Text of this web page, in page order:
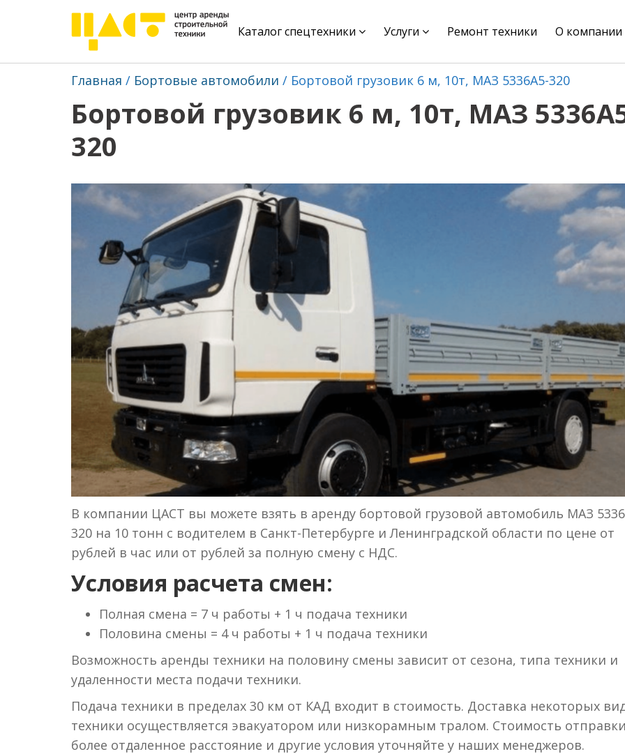
Каталог спецтехники Услуги Ремонт техники О компании
Главная Бортовые автомобили Бортовой грузовик 6 м, 10т, МАЗ 5336А5-320
Бортовой грузовик 6 м, 10т, МАЗ
320
В компании ЦАСТ вы можете взять в аренду бортовой грузовой автомобиль МАЗ
320 на 10 тонн с водителем в Санкт-Петербурге и Ленинградской области по цене от
рублей в час или от рублей за полную смену с НДС.
Условия расчета смен:
Полная смена = 7 ч работы + 1 ч подача техники
Половина смены = 4 ч работы + 1 ч подача техники
Возможность аренды техники на половину смены зависит от сезона, типа техники и
удаленности места подачи техники.
Подача техники в пределах 30 км от КАД входит в стоимость. Доставка некоторых
техники осуществляется эвакуатором или низкорамным тралом. Стоимость
более отдаленное расстояние и другие условия уточняйте у наших менеджеров.